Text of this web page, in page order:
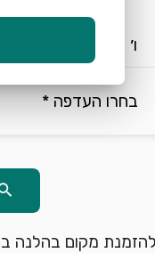
keyboard_arrow_down
ו׳ 7/8
בחרו העדפה *
מקום בהלנה